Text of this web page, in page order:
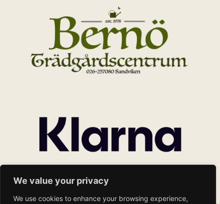
We value your privacy
We use cookies to enhance your browsing experience,